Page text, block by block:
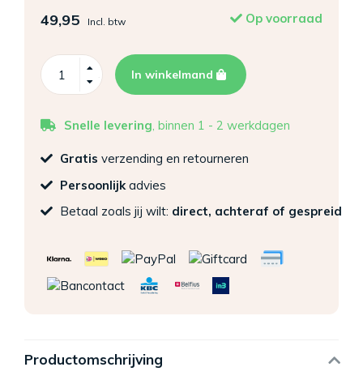
49,95 Incl. btw Op voorraad
In winkelmand
Snelle levering, binnen 1 - 2 werkdagen
Gratis verzending en retourneren
Persoonlijk advies
Betaal zoals jij wilt: direct, achteraf of gespreid
Productomschrijving